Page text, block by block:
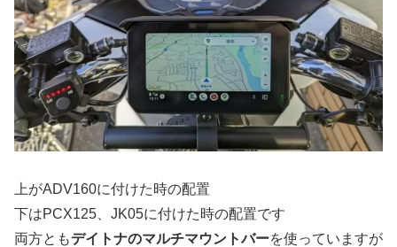
上がADV160に付けた時の配置
下はPCX125、JK05に付けた時の配置です
両方ともデイトナのマルチマウントバーを使っていますが